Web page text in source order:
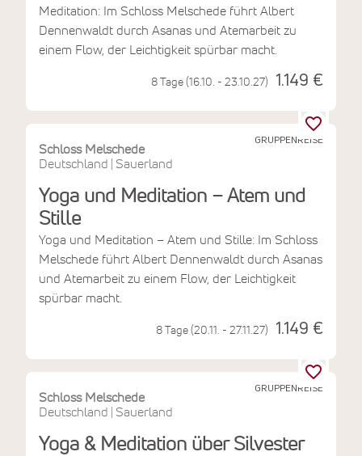
Meditation: Im Schloss Melschede führt Albert
Dennenwaldt durch Asanas und Atemarbeit zu
einem Flow, der Leichtigkeit spürbar macht.
8 Tage (16.10. - 23.10.27) 1.149 €
GRUPPENREISE
Schloss Melschede
Deutschland
Sauerland
Yoga und Meditation – Atem und
Stille
Yoga und Meditation – Atem und Stille: Im Schloss
Melschede führt Albert Dennenwaldt durch Asanas
und Atemarbeit zu einem Flow, der Leichtigkeit
spürbar macht.
8 Tage (20.11. - 27.11.27) 1.149 €
GRUPPENREISE
Schloss Melschede
Deutschland
Sauerland
Yoga & Meditation über Silvester